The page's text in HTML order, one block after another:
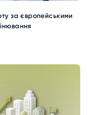
за європейськими